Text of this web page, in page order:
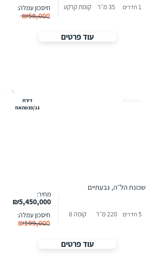
קומת קרקע 35 מ״ר 1 חדרים
₪58,000
חיסכון עמלה:
עוד פרטים
דירת
גג/פנטהאוז
שכונת הל״ה, גבעתיים
קומה 8 220 מ״ר 5 חדרים
₪5,450,000
מחיר:
₪109,000
חיסכון עמלה:
עוד פרטים